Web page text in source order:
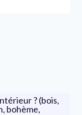
? (bois,
bohème,